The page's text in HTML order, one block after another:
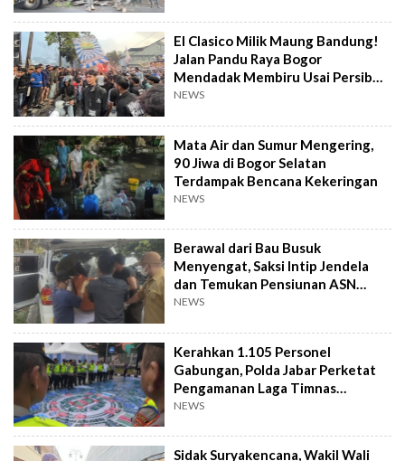
El Clasico Milik Maung Bandung!
Jalan Pandu Raya Bogor
Mendadak Membiru Usai Persib
Libas Persija
NEWS
Mata Air dan Sumur Mengering,
90 Jiwa di Bogor Selatan
Terdampak Bencana Kekeringan
NEWS
Berawal dari Bau Busuk
Menyengat, Saksi Intip Jendela
dan Temukan Pensiunan ASN
Meninggal Kaku
NEWS
Kerahkan 1.105 Personel
Gabungan, Polda Jabar Perketat
Pengamanan Laga Timnas
Indonesia vs Vietnam
NEWS
Sidak Suryakencana, Wakil Wali